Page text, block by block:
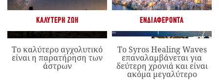
ΚΑΛΎΤΕΡΗ ΖΩΉ
Το καλύτερο αγχολυτικό
είναι η παρατήρηση των
άστρων
ΕΝΔΙΑΦΈΡΟΝΤΑ
Το Syros Healing Waves
επαναλαμβάνεται για
δεύτερη χρονιά και είναι
ακόμα μεγαλύτερο